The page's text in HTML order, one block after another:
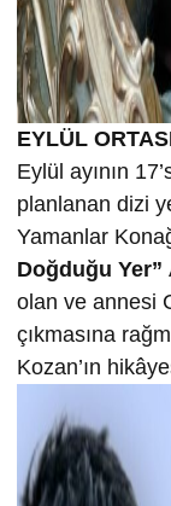
EYLÜL
Eylül ayının
planlanan dizi
Yamanlar
Doğduğu Yer”
olan ve annesi
çıkmasına
Kozan’ın